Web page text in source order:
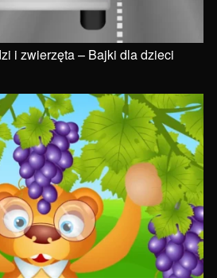
i zwierzęta – Bajki dla dzieci